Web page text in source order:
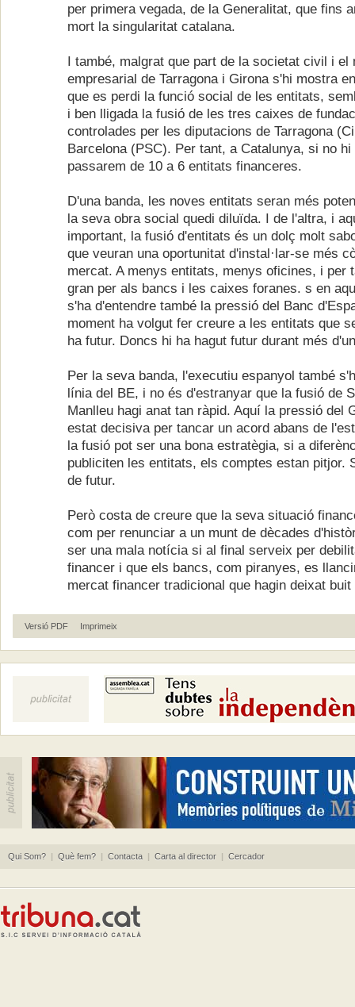
per primera vegada, de la Generalitat, que fins
mort la singularitat catalana.
I també, malgrat que part de la societat civil i el
empresarial de Tarragona i Girona s'hi mostra
que es perdi la funció social de les entitats,
i ben lligada la fusió de les tres caixes de
controlades per les diputacions de Tarragona
Barcelona (PSC). Per tant, a Catalunya, si no
passarem de 10 a 6 entitats financeres.
D'una banda, les noves entitats seran més
la seva obra social quedi diluïda. I de l'altra, i
important, la fusió d'entitats és un dolç molt
que veuran una oportunitat d'instal·lar-se més
mercat. A menys entitats, menys oficines, i per
gran per als bancs i les caixes foranes. s en
s'ha d'entendre també la pressió del Banc
moment ha volgut fer creure a les entitats que
ha futur. Doncs hi ha hagut futur durant més
Per la seva banda, l'executiu espanyol també
línia del BE, i no és d'estranyar que la fusió de
Manlleu hagi anat tan ràpid. Aquí la pressió del
estat decisiva per tancar un acord abans de
la fusió pot ser una bona estratègia, si a
publiciten les entitats, els comptes estan pitjor.
de futur.
Però costa de creure que la seva situació
com per renunciar a un munt de dècades
ser una mala notícia si al final serveix per
financer i que els bancs, com piranyes, es
mercat financer tradicional que hagin deixat
Versió PDF Imprimeix
Qui Som? | Què fem? | Contacta | Carta al director | Cercador